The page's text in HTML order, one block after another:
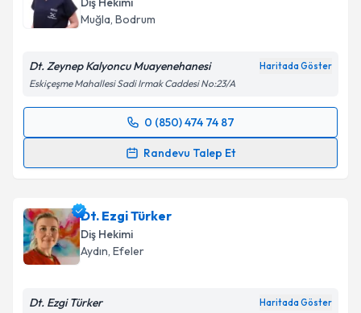
hazırlandığında e-posta ile bilgilendireceğiz.
Kişisel verilerimin işlenmesine ilişkin
Metni'ni okudum ve kişisel verilerimin belirtilen
kapsamda işlenmesini kabul ediyorum.
Muğla, Bodrum
Dt. Zeynep Kalyoncu Muayenehanesi Haritada Göster
Eskiçeşme Mahallesi Sadi Irmak Caddesi No:23/A
0 (850) 474 74 87
Randevu Talep Et
Randevu Takvimi Talebi
için bir takvim hazırlandığında e-posta ile
bilgilendireceğiz.
E-posta Adresiniz
Dt. Ezgi Türker
Diş Hekimi
Aydın, Efeler
Dt. Ezgi Türker Haritada Göster